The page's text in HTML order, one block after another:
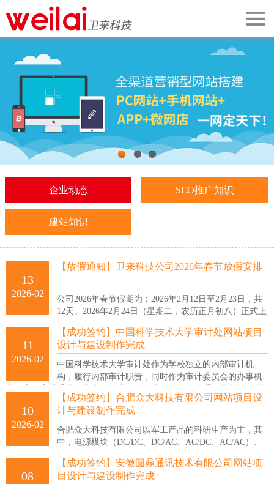
首页
关于我们
网站建设
手机微信
解决方案
SEO推广知识
联系我们
1 2 3
企业动态 SEO推广知识
建站知识
13
2026-02
【放假通知】卫来科技公司2026年春节放假安排
公司2026年春节假期为：2026年2月12日至2月23日，共
12天。2026年2月24日（星期二，农历正月初八）正式上
11
2026-02
【成功签约】中国科学技术大学审计处网站项目
设计与建设制作完成
中国科学技术大学审计处作为学校独立的内部审计机
构，履行内部审计职责，同时作为审计委员会的办事机
领导下，开展学校内部审计工作。
10
2026-02
【成功签约】合肥众大科技有限公司网站项目设
计与建设制作完成
合肥众大科技有限公司以军工产品的科研生产为主，其
中，电源模块（DC/DC、DC/AC、AC/DC、AC/AC）、
整角机信号）已形成系列，为电子信息系统提供小型化方案，广泛应
用于航空、船舶、兵器、电子、通讯、雷达等高可靠电子设备及工业
08
【成功签约】安徽圆鼎通讯技术有限公司网站项
目设计与建设制作完成